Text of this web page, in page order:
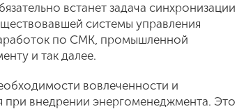
встанет задача синхронизации
системы управления
по СМК, промышленной
и так далее.
вовлеченности и
при внедрении энергоменеджмента. Это